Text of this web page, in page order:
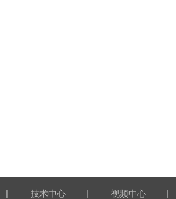
| 技术中心 | 视频中心 |